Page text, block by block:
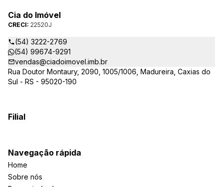
estarão sempre prontos para responder-lhe todas as suas
dúvidas sobre casas, apartamentos, terrenos, salas comerciais
e outros produtos imobiliários.
Cia do Imóvel
CRECI: 22520J
(54) 3222-2769
(54) 99674-9291
vendas@ciadoimovel.imb.br
Rua Doutor Montaury, 2090, 1005/1006, Madureira, Caxias do
Sul - RS - 95020-190
Filial
Navegação rápida
Home
Sobre nós